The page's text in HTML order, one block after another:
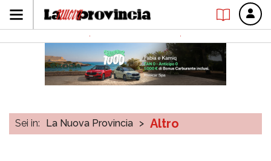
Sei in: La Nuova Provincia > Altro